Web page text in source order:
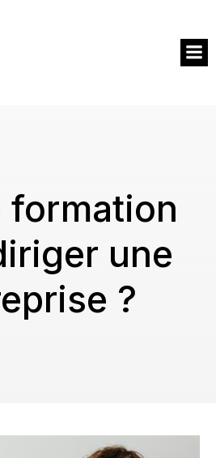
formation
une
?